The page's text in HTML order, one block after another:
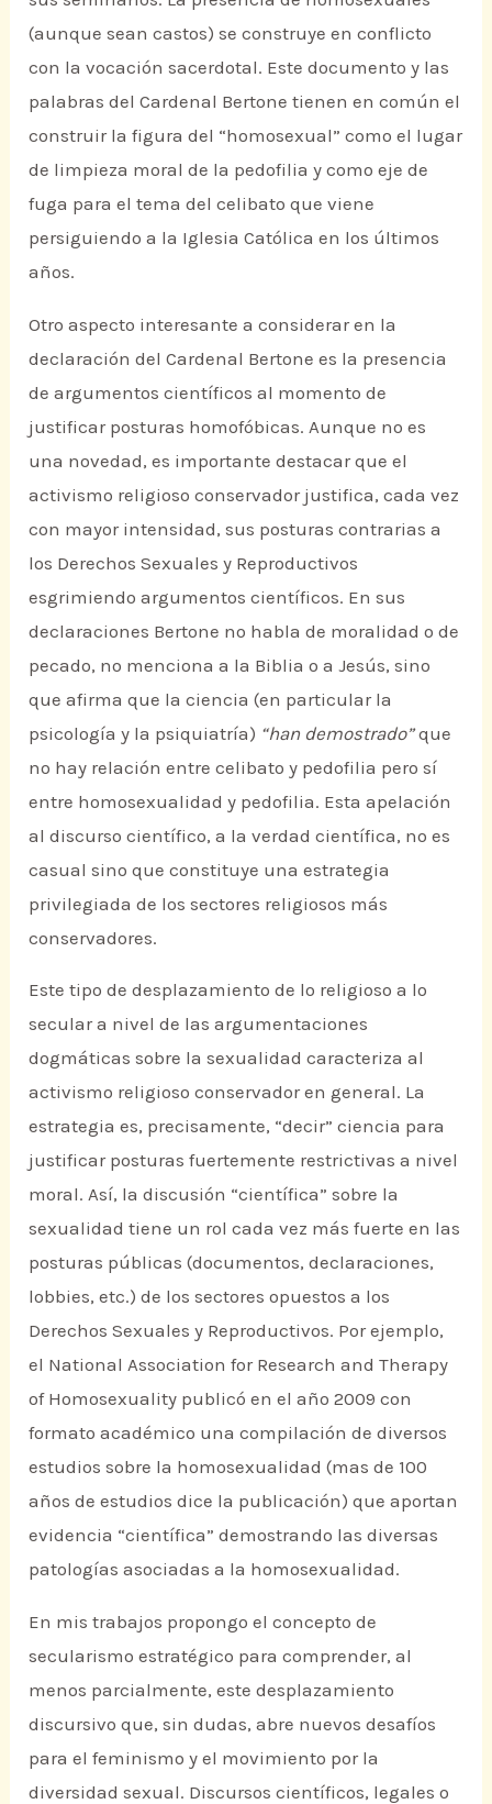
(aunque sean castos) se construye en conflicto
con la vocación sacerdotal. Este documento y las
palabras del Cardenal Bertone tienen en común el
construir la figura del “homosexual” como el lugar
de limpieza moral de la pedofilia y como eje de
fuga para el tema del celibato que viene
persiguiendo a la Iglesia Católica en los últimos
años.
Otro aspecto interesante a considerar en la
declaración del Cardenal Bertone es la presencia
de argumentos científicos al momento de
justificar posturas homofóbicas. Aunque no es
una novedad, es importante destacar que el
activismo religioso conservador justifica, cada vez
con mayor intensidad, sus posturas contrarias a
los Derechos Sexuales y Reproductivos
esgrimiendo argumentos científicos. En sus
declaraciones Bertone no habla de moralidad o de
pecado, no menciona a la Biblia o a Jesús, sino
que afirma que la ciencia (en particular la
psicología y la psiquiatría) “han demostrado”que
no hay relación entre celibato y pedofilia pero sí
entre homosexualidad y pedofilia. Esta apelación
al discurso científico, a la verdad científica, no es
casual sino que constituye una estrategia
privilegiada de los sectores religiosos más
conservadores.
Este tipo de desplazamiento de lo religioso a lo
secular a nivel de las argumentaciones
dogmáticas sobre la sexualidad caracteriza al
activismo religioso conservador en general. La
estrategia es, precisamente, “decir” ciencia para
justificar posturas fuertemente restrictivas a nivel
moral. Así, la discusión “científica” sobre la
sexualidad tiene un rol cada vez más fuerte en las
posturas públicas (documentos, declaraciones,
lobbies, etc.) de los sectores opuestos a los
Derechos Sexuales y Reproductivos. Por ejemplo,
el National Association for Research and Therapy
of Homosexuality publicó en el año 2009 con
formato académico una compilación de diversos
estudios sobre la homosexualidad (mas de 100
años de estudios dice la publicación) que aportan
evidencia “científica” demostrando las diversas
patologías asociadas a la homosexualidad.
En mis trabajos propongo el concepto de
secularismo estratégico para comprender, al
menos parcialmente, este desplazamiento
discursivo que, sin dudas, abre nuevos desafíos
para el feminismo y el movimiento por la
diversidad sexual. Discursos científicos, legales o